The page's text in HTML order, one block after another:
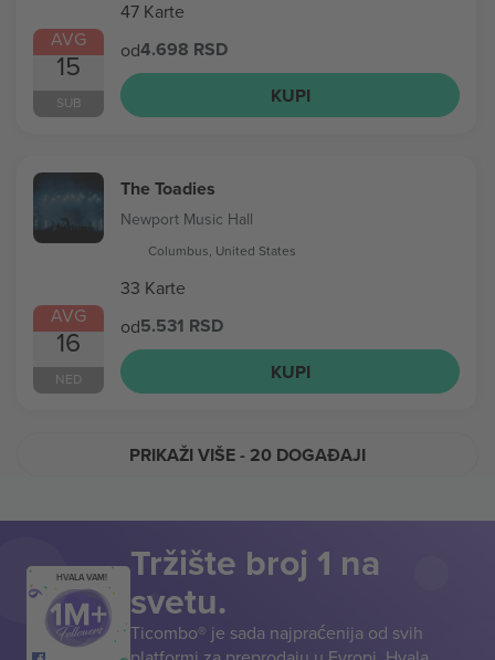
AVG
15
SUB
47 Karte
od4.698 RSD
KUPI
AVG
16
NED
The Toadies
Newport Music Hall
Columbus, United States
33 Karte
od5.531 RSD
KUPI
PRIKAŽI VIŠE- 20 DOGAĐAJI
HVALA VAM! Tržište broj 1 na
svetu.
Ticombo® je sada najpraćenija od svih